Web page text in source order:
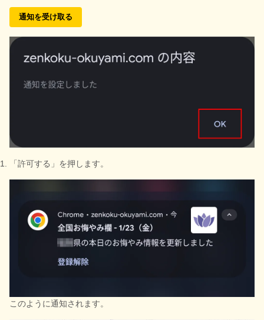
通知を受け取る
「許可する」を押します。
このように通知されます。